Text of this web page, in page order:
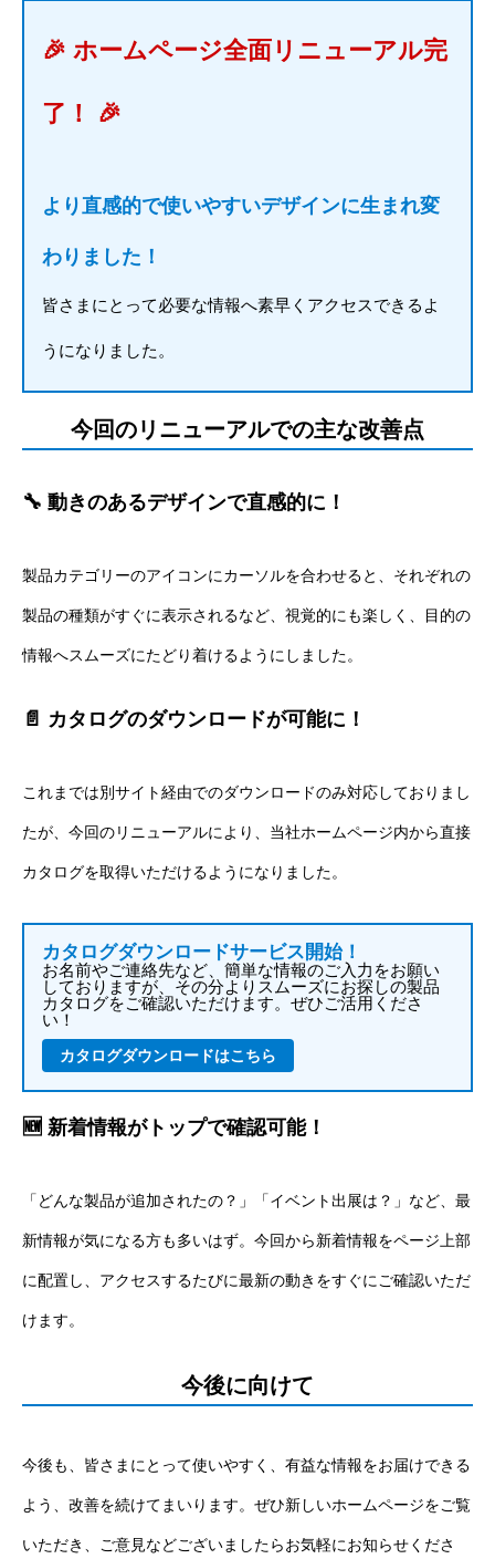
🎉 ホームページ全面リニューアル完
了！ 🎉
より直感的で使いやすいデザインに生まれ変
わりました！
皆さまにとって必要な情報へ素早くアクセスできるよ
うになりました。
今回のリニューアルでの主な改善点
🔧 動きのあるデザインで直感的に！
製品カテゴリーのアイコンにカーソルを合わせると、それぞれの
製品の種類がすぐに表示されるなど、視覚的にも楽しく、目的の
情報へスムーズにたどり着けるようにしました。
📄 カタログのダウンロードが可能に！
これまでは別サイト経由でのダウンロードのみ対応しておりまし
たが、今回のリニューアルにより、当社ホームページ内から直接
カタログを取得いただけるようになりました。
カタログダウンロードサービス開始！
お名前やご連絡先など、簡単な情報のご入力をお願い
しておりますが、その分よりスムーズにお探しの製品
カタログをご確認いただけます。ぜひご活用くださ
い！
カタログダウンロードはこちら
🆕 新着情報がトップで確認可能！
「どんな製品が追加されたの？」「イベント出展は？」など、最
新情報が気になる方も多いはず。今回から新着情報をページ上部
に配置し、アクセスするたびに最新の動きをすぐにご確認いただ
けます。
今後に向けて
今後も、皆さまにとって使いやすく、有益な情報をお届けできる
よう、改善を続けてまいります。ぜひ新しいホームページをご覧
いただき、ご意見などございましたらお気軽にお知らせくださ